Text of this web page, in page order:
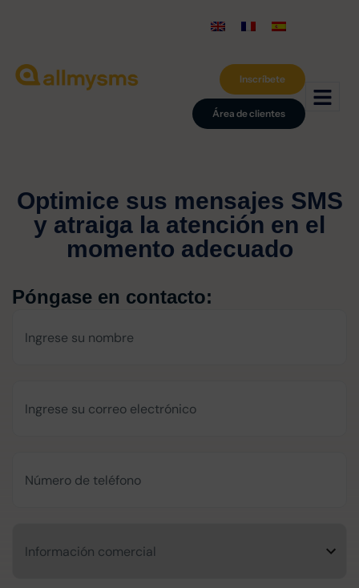
Área de clientes
Inscríbete
Optimice sus mensajes SMS
y atraiga la atención en el
momento adecuado
Póngase en contacto: